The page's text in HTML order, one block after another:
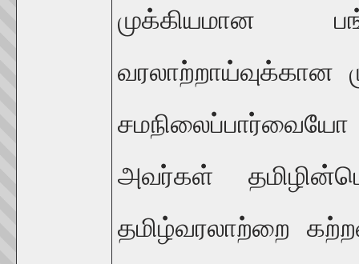
முக்கியமான
சமநிலைப்பார்வையோ
அவர்கள்
தமிழ்வரலாற்றை